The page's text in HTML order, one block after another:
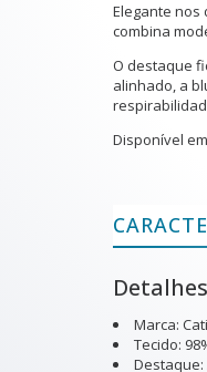
Elegante nos
combina
O destaque
alinhado, a
Disponível
Marca:
Tecido: